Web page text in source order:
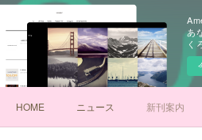
あ
く
HOME ニュース 新刊案内